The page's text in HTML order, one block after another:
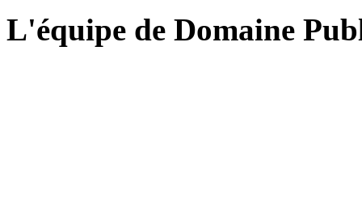
L'équipe de Domaine